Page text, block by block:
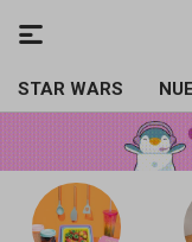
STAR WARS
